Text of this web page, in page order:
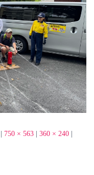
| 750 × 563 | 360 × 240 |